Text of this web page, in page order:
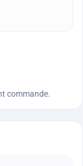
commande.